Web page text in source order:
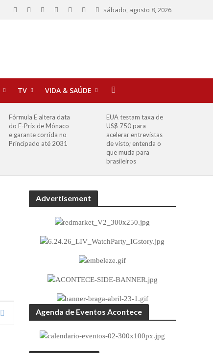
sábado, agosto 8, 2026
TV VIDA & SAÚDE
Fórmula E altera data
do E-Prix de Mônaco
e garante corrida no
Principado até 2031
EUA testam taxa de
US$ 750 para
acelerar entrevistas
de visto; entenda o
que muda para
brasileiros
Advertisement
Agenda de Eventos Acontece